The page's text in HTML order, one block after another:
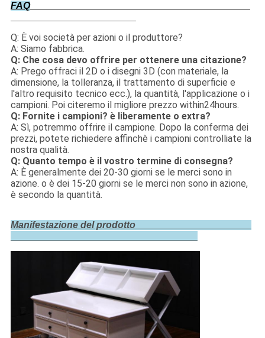
FAQ
Q: È voi società per azioni o il produttore?
A: Siamo fabbrica.
Q: Che cosa devo offrire per ottenere una citazione?
A: Prego offraci il 2D o i disegni 3D (con materiale, la
dimensione, la tolleranza, il trattamento di superficie e
l'altro requisito tecnico ecc.), la quantità, l'applicazione o i
campioni. Poi citeremo il migliore prezzo within24hours.
Q: Fornite i campioni? è liberamente o extra?
A: Sì, potremmo offrire il campione. Dopo la conferma dei
prezzi, potete richiedere affinchè i campioni controlliate la
nostra qualità.
Q: Quanto tempo è il vostro termine di consegna?
A: È generalmente dei 20-30 giorni se le merci sono in
azione. o è dei 15-20 giorni se le merci non sono in azione,
è secondo la quantità.
Manifestazione del prodotto